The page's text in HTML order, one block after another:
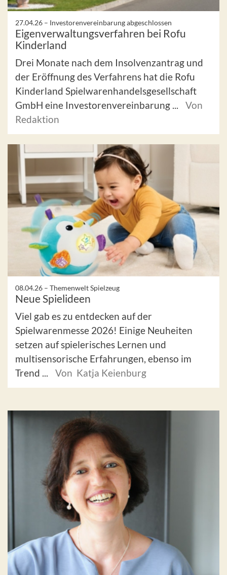
27.04.26 – Investorenvereinbarung abgeschlossen
Eigenverwaltungsverfahren bei Rofu
Kinderland
Drei Monate nach dem Insolvenzantrag und
der Eröffnung des Verfahrens hat die Rofu
Kinderland Spielwarenhandelsgesellschaft
GmbH eine Investorenvereinbarung ...
Von
Redaktion
08.04.26 – Themenwelt Spielzeug
Neue Spielideen
Viel gab es zu entdecken auf der
Spielwarenmesse 2026! Einige Neuheiten
setzen auf spielerisches Lernen und
multisensorische Erfahrungen, ebenso im
Trend ...
Von Katja Keienburg